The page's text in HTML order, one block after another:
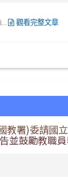
... 觀看完整文章
教署)委請國
並鼓勵教職